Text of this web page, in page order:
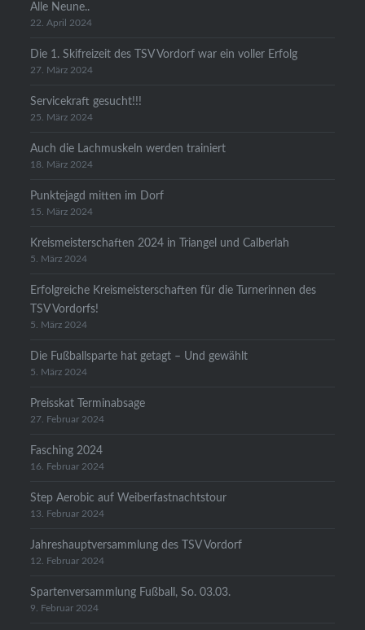
Alle Neune..
22. April 2024
Die 1. Skifreizeit des TSV Vordorf war ein voller Erfolg
27. März 2024
Servicekraft gesucht!!!
25. März 2024
Auch die Lachmuskeln werden trainiert
18. März 2024
Punktejagd mitten im Dorf
15. März 2024
Kreismeisterschaften 2024 in Triangel und Calberlah
5. März 2024
Erfolgreiche Kreismeisterschaften für die Turnerinnen des
TSV Vordorfs!
5. März 2024
Die Fußballsparte hat getagt – Und gewählt
5. März 2024
Preisskat Terminabsage
27. Februar 2024
Fasching 2024
16. Februar 2024
Step Aerobic auf Weiberfastnachtstour
13. Februar 2024
Jahreshauptversammlung des TSV Vordorf
12. Februar 2024
Spartenversammlung Fußball, So. 03.03.
9. Februar 2024